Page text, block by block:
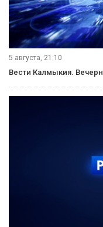
5 августа, 21:10
Вести Калмыкия.